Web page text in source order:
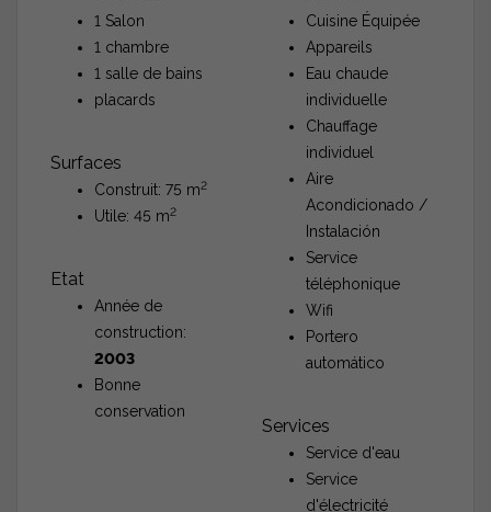
1 Salon
1 chambre
1 salle de bains
placards
Surfaces
Construit: 75 m2
Utile: 45 m2
Etat
Année de
construction:
2003
Bonne
conservation
Cuisine Équipée
Appareils
Eau chaude
individuelle
Chauffage
individuel
Aire
Acondicionado /
Instalación
Service
téléphonique
Wifi
Portero
automático
Services
Service d'eau
Service
d'électricité